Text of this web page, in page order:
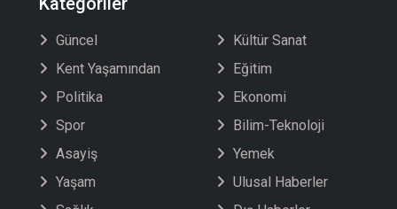
Güncel
Kent Yaşamından
Politika
Spor
Asayiş
Yaşam
Kültür Sanat
Eğitim
Ekonomi
Bilim-Teknoloji
Yemek
Ulusal Haberler